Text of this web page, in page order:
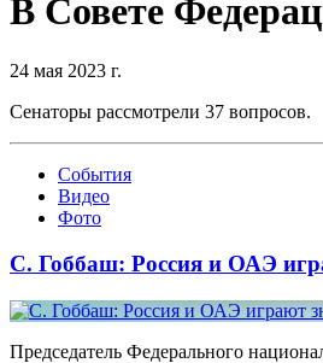
В Совете
24 мая 2023 г.
Сенаторы рассмотрели 37 вопросов.
События
Видео
Фото
С. Гоббаш: Россия и ОАЭ
Председатель Федерального